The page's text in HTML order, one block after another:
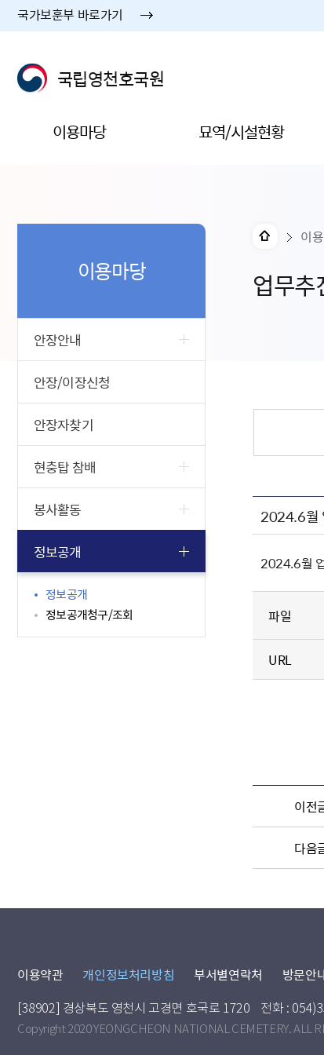
국가보훈부 바로가기
국립영천호국원
이용마당 묘역/시설현황
업무추
이
이용마당
안장안내
안장/이장신청
안장자찾기
현충탑 참배
봉사활동
정보공개
정보공개
정보공개청구/조회
2024.6월
2024.6월
파일
URL
이전
다음
이용약관 개인정보처리방침 부서별연락처 방문안
[38902] 경상북도 영천시 고경면 호국로 1720 전화 :
Copyright 2020 YEONGCHEON NATIONAL CEMETERY. ALL